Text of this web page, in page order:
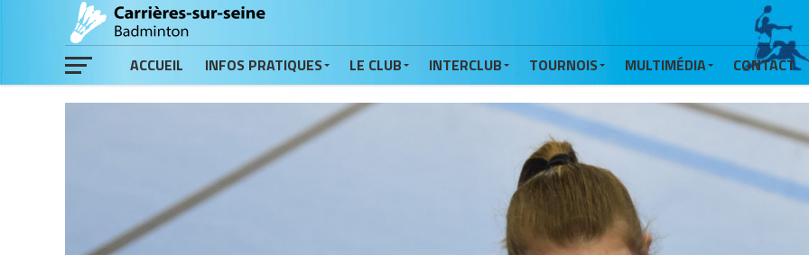
ACCUEIL INFOS PRATIQUES LE CLUB INTERCLUB TOURNOIS MULTIMÉDIA CONTACT